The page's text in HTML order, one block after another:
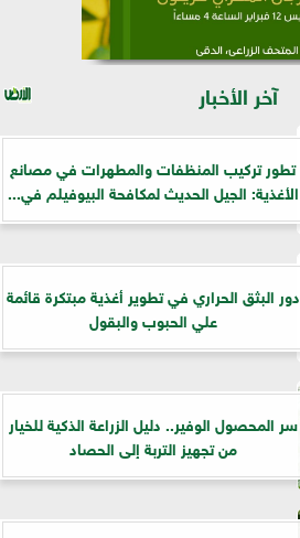
آخر الأخبار
تطور تركيب المنظفات والمطهرات في مصانع
الأغذية: الجيل الحديث لمكافحة البيوفيلم في...
دور البثق الحراري في تطوير أغذية مبتكرة قائمة
علي الحبوب والبقول
سر المحصول الوفير.. دليل الزراعة الذكية للخيار
من تجهيز التربة إلى الحصاد